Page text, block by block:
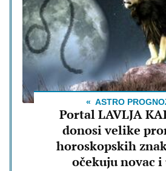
ASTRO
Portal LAVLJA
donosi velike
horoskopskih
očekuju novac i